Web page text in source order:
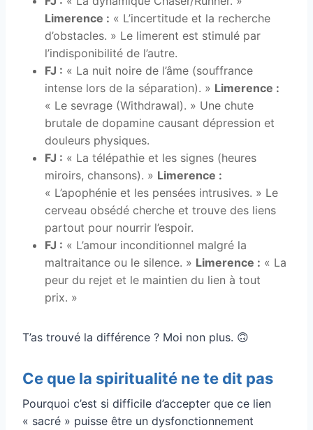
Limerence : « L’incertitude et la recherche
d’obstacles. » Le limerent est stimulé par
l’indisponibilité de l’autre.
FJ : « La nuit noire de l’âme (souffrance
intense lors de la séparation). » Limerence :
« Le sevrage (Withdrawal). » Une chute
brutale de dopamine causant dépression et
douleurs physiques.
FJ : « La télépathie et les signes (heures
miroirs, chansons). » Limerence :
« L’apophénie et les pensées intrusives. » Le
cerveau obsédé cherche et trouve des liens
partout pour nourrir l’espoir.
FJ : « L’amour inconditionnel malgré la
maltraitance ou le silence. » Limerence : « La
peur du rejet et le maintien du lien à tout
prix. »
T’as trouvé la différence ? Moi non plus. 🙃
Ce que la spiritualité ne te dit pas
Pourquoi c’est si difficile d’accepter que ce lien
« sacré » puisse être un dysfonctionnement